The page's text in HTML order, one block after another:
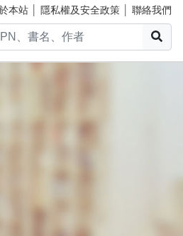
本站 隱私權及安全政策 聯絡我們